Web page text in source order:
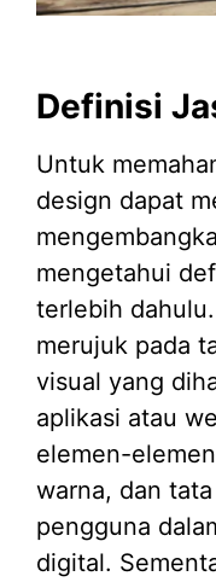
Definisi
Untuk
design dapat
mengetahui
terlebih
merujuk pada
visual yang
aplikasi atau
elemen-
warna, dan
pengguna
digital.